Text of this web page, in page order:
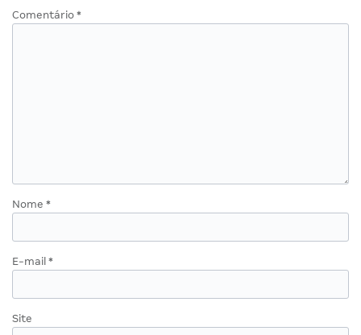
Comentário *
Nome *
E-mail *
Site